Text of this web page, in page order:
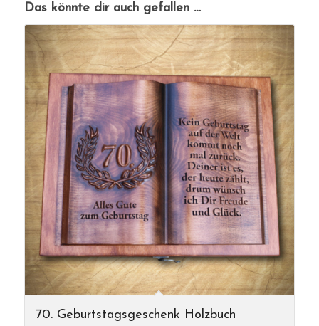
Das könnte dir auch gefallen …
70. Geburtstagsgeschenk Holzbuch